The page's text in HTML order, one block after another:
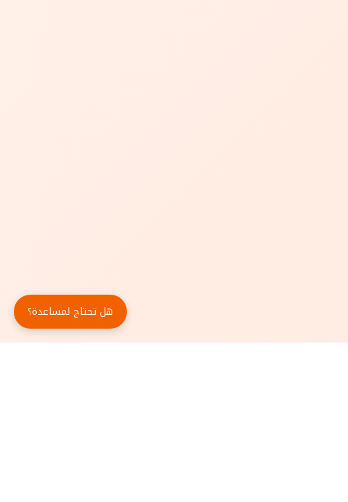
هل تحتاج لمساعدة؟